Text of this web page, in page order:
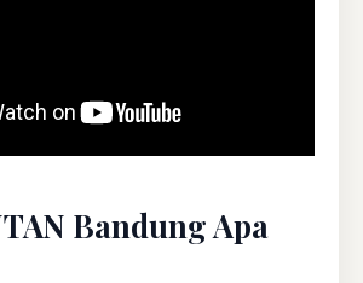
Bandung Apa